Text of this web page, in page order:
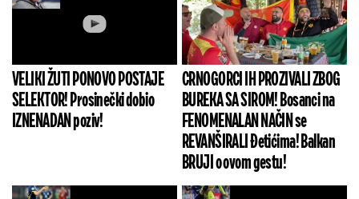
VELIKI ŽUTI PONOVO POSTAJE
SELEKTOR! Prosinečki dobio
IZNENADAN poziv!
CRNOGORCI IH PROZIVALI ZBOG
BUREKA SA SIROM! Bosanci na
FENOMENALAN NAČIN se
REVANŠIRALI Đetićima! Balkan
BRUJI o ovom gestu!